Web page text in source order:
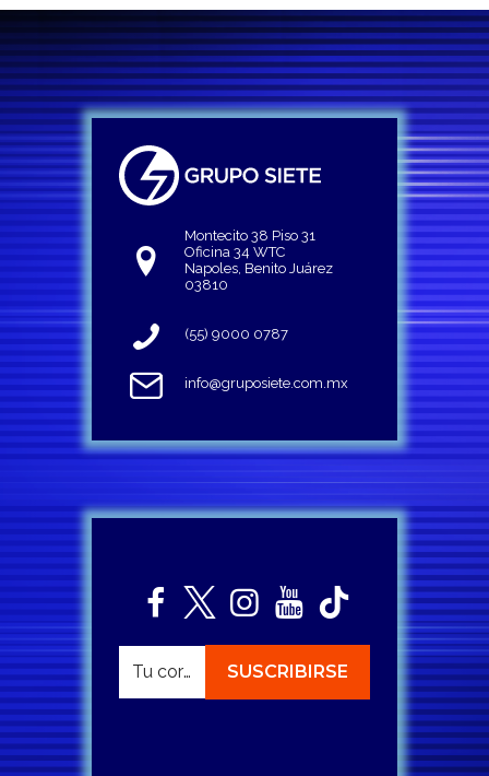
Montecito 38 Piso 31
Oficina 34 WTC
Napoles, Benito Juárez
03810
(55) 9000 0787
info@gruposiete.com.mx